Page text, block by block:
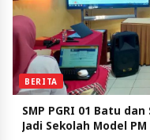
BERITA
SMP PGRI 01 Batu
Jadi Sekolah Model